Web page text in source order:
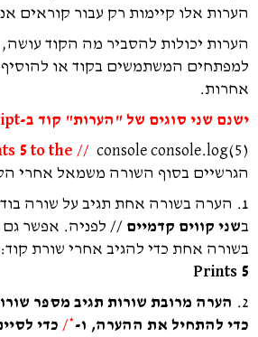
הערות אלו קיימות רק עבור קוראים
הערות יכולות להסביר מה הקוד
למפתחים המשתמשים בקוד או להוסיף
אחרות.
ישנם שני סוגים של "הערות" קוד ב-JavaScript:
5 to the // console console.log(5);
הגרשיים בסוף השורה משמאל אחרי
1. הערה בשורה אחת תגיב על שורה
בשני קווים קדמיים // לפניה. אפשר
בשורה אחת כדי להגיב אחרי שורת קוד:
Prints 5
2.
הערה מרובת שורות תגיב מספר
כדי להתחיל את ההערה, ו-*/ כדי